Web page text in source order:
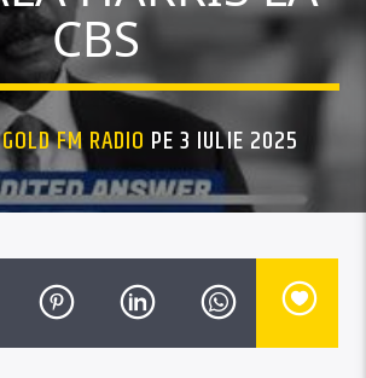
CBS
GOLD FM RADIO PE 3 IULIE 2025